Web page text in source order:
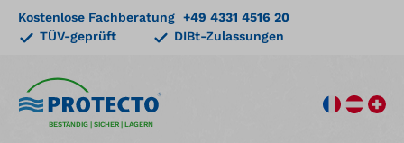
springen
Kostenlose Fachberatung +49 4331 4516 20
TÜV-geprüft
DIBt-Zulassungen
BESTÄNDIG | SICHER | LAGERN